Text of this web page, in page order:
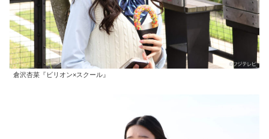
倉沢杏菜『ビリオン×スクール』